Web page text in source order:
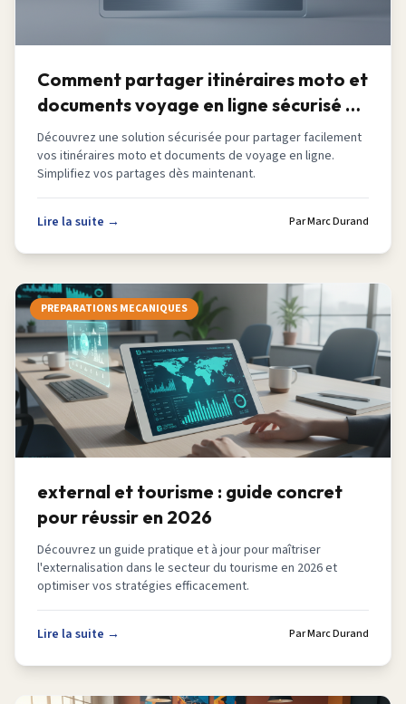
Comment partager itinéraires moto et
documents voyage en ligne sécurisé en
2026
Découvrez une solution sécurisée pour partager facilement
vos itinéraires moto et documents de voyage en ligne.
Simplifiez vos partages dès maintenant.
Lire la suite → ParMarc Durand
PREPARATIONS MECANIQUES
external et tourisme : guide concret
pour réussir en 2026
Découvrez un guide pratique et à jour pour maîtriser
l'externalisation dans le secteur du tourisme en 2026 et
optimiser vos stratégies efficacement.
Lire la suite → ParMarc Durand